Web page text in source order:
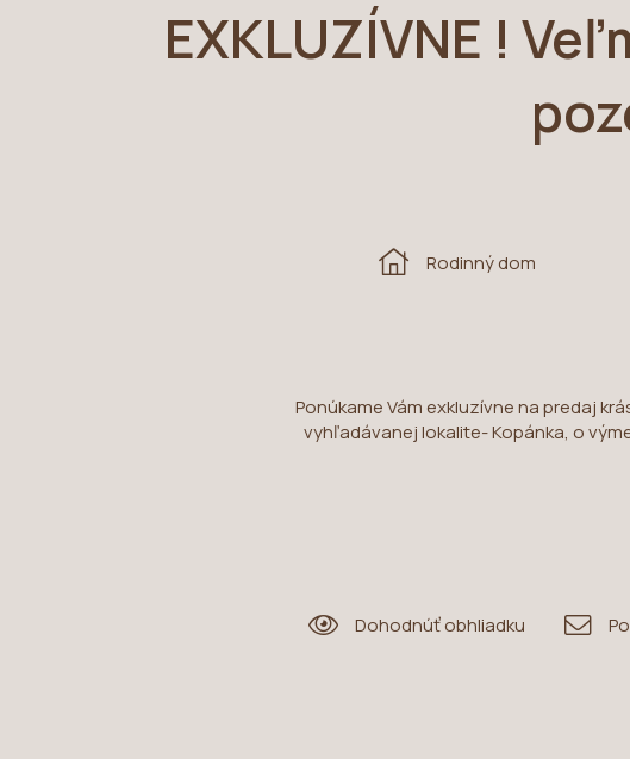
EXKLUZÍVNE !
Rodinný dom
Ponúkame Vám exkluzívne na predaj
vyhľadávanej lokalite- Kopánka, o
Dohodnúť obhliadku